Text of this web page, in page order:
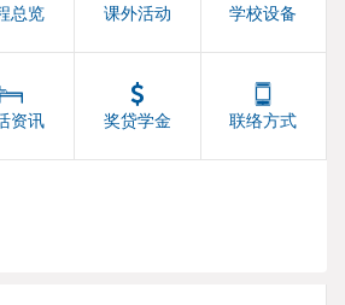
总览 课外活动 学校设备
资讯 奖贷学金 联络方式